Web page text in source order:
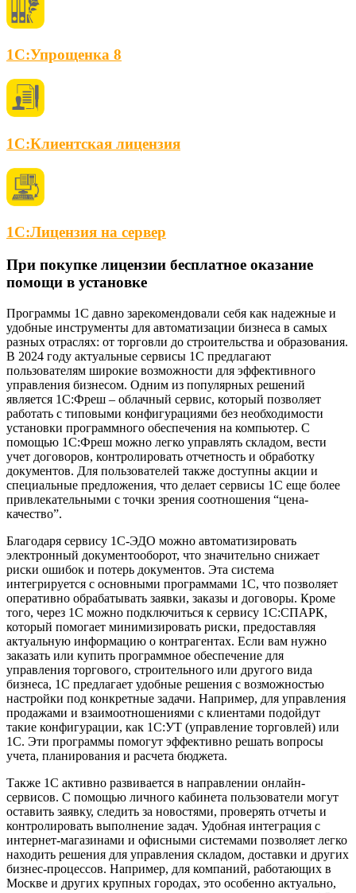
1С:Упрощенка 8
1С:Клиентская лицензия
1С:Лицензия на сервер
При покупке лицензии бесплатное оказание
помощи в установке
Программы 1С давно зарекомендовали себя как надежные и
удобные инструменты для автоматизации бизнеса в самых
разных отраслях: от торговли до строительства и образования.
В 2024 году актуальные сервисы 1С предлагают
пользователям широкие возможности для эффективного
управления бизнесом. Одним из популярных решений
является 1С:Фреш – облачный сервис, который позволяет
работать с типовыми конфигурациями без необходимости
установки программного обеспечения на компьютер. С
помощью 1С:Фреш можно легко управлять складом, вести
учет договоров, контролировать отчетность и обработку
документов. Для пользователей также доступны акции и
специальные предложения, что делает сервисы 1С еще более
привлекательными с точки зрения соотношения “цена-
качество”.
Благодаря сервису 1С-ЭДО можно автоматизировать
электронный документооборот, что значительно снижает
риски ошибок и потерь документов. Эта система
интегрируется с основными программами 1С, что позволяет
оперативно обрабатывать заявки, заказы и договоры. Кроме
того, через 1С можно подключиться к сервису 1С:СПАРК,
который помогает минимизировать риски, предоставляя
актуальную информацию о контрагентах. Если вам нужно
заказать или купить программное обеспечение для
управления торгового, строительного или другого вида
бизнеса, 1С предлагает удобные решения с возможностью
настройки под конкретные задачи. Например, для управления
продажами и взаимоотношениями с клиентами подойдут
такие конфигурации, как 1С:УТ (управление торговлей) или
1С. Эти программы помогут эффективно решать вопросы
учета, планирования и расчета бюджета.
Также 1С активно развивается в направлении онлайн-
сервисов. С помощью личного кабинета пользователи могут
оставить заявку, следить за новостями, проверять отчеты и
контролировать выполнение задач. Удобная интеграция с
интернет-магазинами и офисными системами позволяет легко
находить решения для управления складом, доставки и других
бизнес-процессов. Например, для компаний, работающих в
Москве и других крупных городах, это особенно актуально,